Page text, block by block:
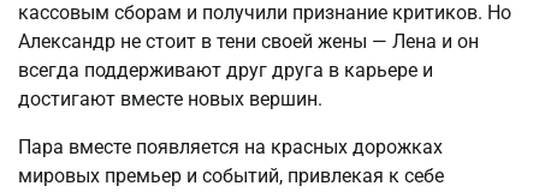
кассовым сборам и получили признание критиков. Но
Александр не стоит в тени своей жены — Лена и он
всегда поддерживают друг друга в карьере и
достигают вместе новых вершин.
Пара вместе появляется на красных дорожках
мировых премьер и событий, привлекая к себе